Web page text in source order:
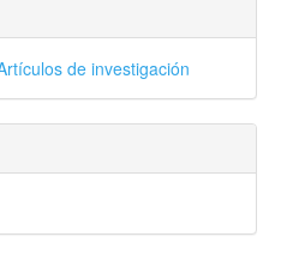
de investigación